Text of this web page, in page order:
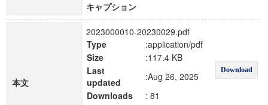
キャプション
本文
2023000010-20230029.pdf
Type
:application/pdf
Download
Size
:117.4 KB
Last
updated
:Aug 26, 2025
Downloads
: 81